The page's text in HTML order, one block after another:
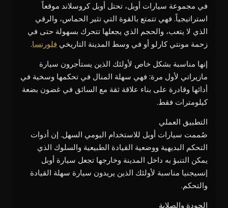
في مجموعة سيارات أوبل، تحتل أوبل كروسلاند موقعاً
استراتيجياً. فهي تتمتع بالقوة التي تثير الحماس، والرقي
الذي لا يتعب، والحجم الذي يجعلها تتحرك بسهولة حتى في
زحمة مونتي كارلو أو في وسط المدينة التاريخي فلورنسا.
إنها مناسبة بشكل خاص لأولئك الذين يستأجرون سيارة
مازيراتي لأول مرة: فهي سهلة المنال في تحكمها وسخية في
أدائها وقادرة على بناء علاقة ثقة مع السائق في غضون بضعة
كيلومترات فقط.
التطبيق العملي
صُممت سيارات أوبل للاستخدام اليومي السهل. إن أدوات
التحكم البديهية ووضعية القيادة الطبيعية والسلوك الذي
يمكن التنبؤ به داخل المدينة وخارجها تجعل سيارة أوبل
إنسيجنيا مناسبة لأولئك الذين يريدون سيارة سهلة القيادة
والتحكم.
الجودة والصلابة